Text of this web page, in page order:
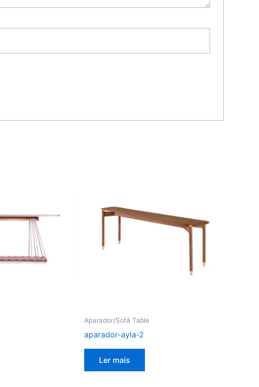
Aparador/Sofá Table
aparador-ayla-2
Ler mais